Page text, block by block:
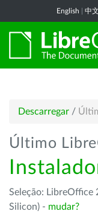
English 中
Descarregar /
Último
Seleção: LibreOffice
Silicon) - mudar?